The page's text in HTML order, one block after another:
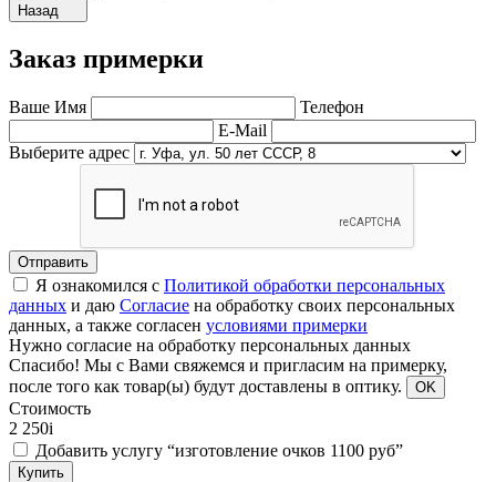
Назад
Заказ примерки
Ваше Имя
Телефон
E-Mail
Выберите адрес
Отправить
Я ознакомился с Политикой обработки персональных
данных и даю Согласие на обработку своих персональных
данных, а также согласен условиями примерки
Нужно согласие на обработку персональных данных
Спасибо! Мы с Вами свяжемся и пригласим на примерку,
после того как товар(ы) будут доставлены в оптику.
OK
Стоимость
2 250i
Добавить услугу “изготовление очков 1100 руб”
Купить